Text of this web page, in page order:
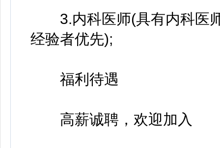
3.内科医师(具有内科医师
经验者优先);
福利待遇
高薪诚聘，欢迎加入